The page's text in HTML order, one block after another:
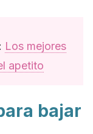
Los mejores
apetito
bajar